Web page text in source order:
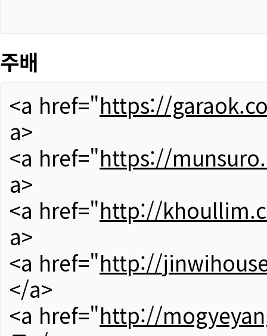
주배
<a href="https://
a>
<a href="https://
a>
<a href="http://
a>
<a href="http://
</a>
<a href="http://